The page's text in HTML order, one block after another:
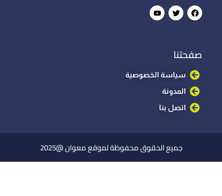
صفحتنا
سياسة الخصوصية
المدونة
اتصل بنا
جميع الحقوق محفوظة لموقع معوان @2025